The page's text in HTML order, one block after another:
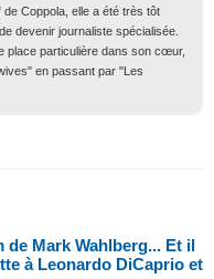
de Coppola, elle a été très tôt
devenir journaliste spécialisée.
place particulière dans son cœur,
en passant par "Les
de Mark Wahlberg... Et il
à Leonardo DiCaprio et